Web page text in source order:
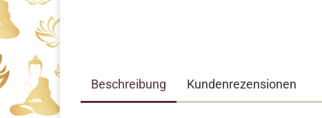
Beschreibung Kundenrezensionen